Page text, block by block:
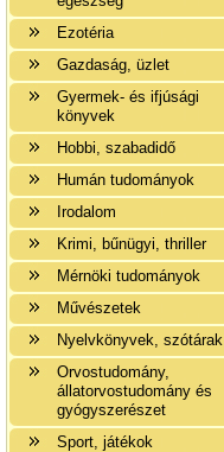
Ezotéria
Gazdaság, üzlet
Gyermek- és ifjúsági
könyvek
Hobbi, szabadidő
Humán tudományok
Irodalom
Krimi, bűnügyi, thriller
Mérnöki tudományok
Művészetek
Nyelvkönyvek, szótárak
Orvostudomány,
állatorvostudomány és
gyógyszerészet
Sport, játékok